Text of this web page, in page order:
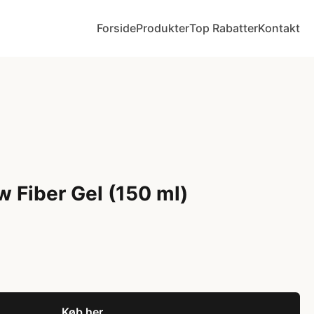
ForsideProdukterTop RabatterKontakt
Fiber Gel (150 ml)